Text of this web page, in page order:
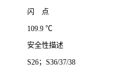
闪 点
109.9 ℃
安全性描述
S26；S36/37/38